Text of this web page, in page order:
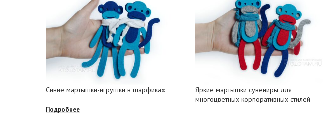
Синие мартышки-игрушки в шарфиках
Подробнее
Яркие мартышки сувениры для
многоцветных корпоративных стилей